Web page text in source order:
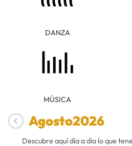
DANZA
MÚSICA
Agosto2026
Descubre aquí día a día lo que